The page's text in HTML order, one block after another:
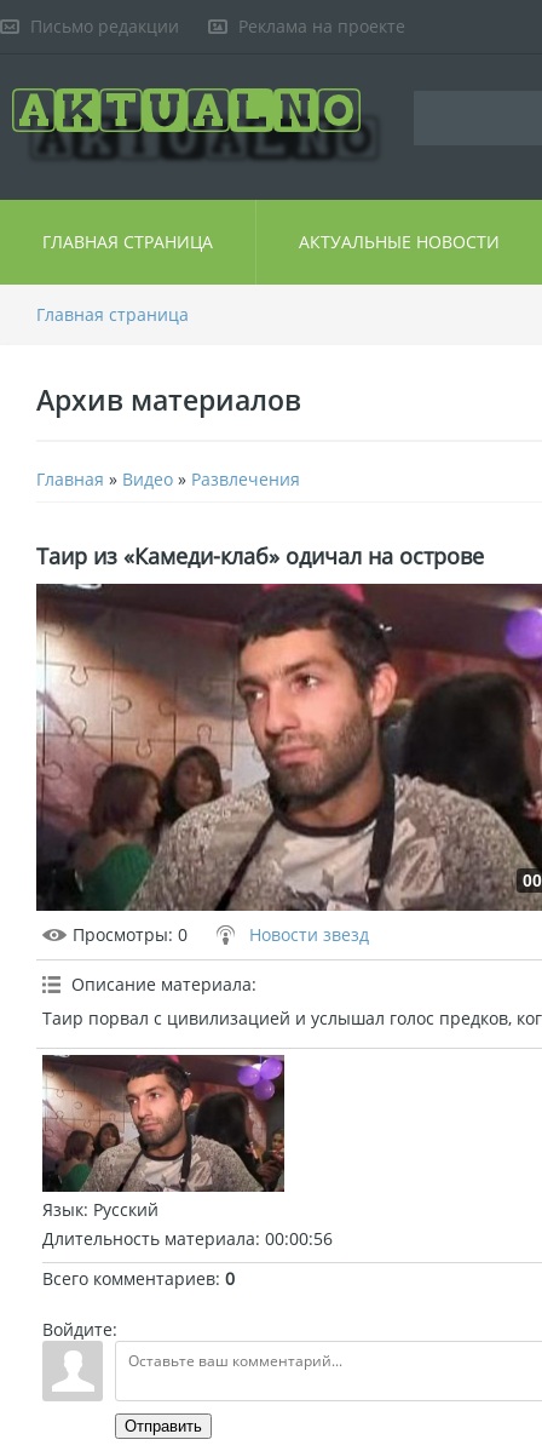
Письмо редакции Реклама на проекте
ГЛАВНАЯ СТРАНИЦА АКТУАЛЬНЫЕ НОВОСТИ
Главная страница
Архив материалов
Главная » Видео » Развлечения
Таир из «Камеди-клаб» одичал на острове
Просмотры: 0 Новости звезд
Описание материала:
Таир порвал с цивилизацией и услышал голос предков,
Язык: Русский
Длительность материала: 00:00:56
Всего комментариев: 0
Войдите:
Отправить